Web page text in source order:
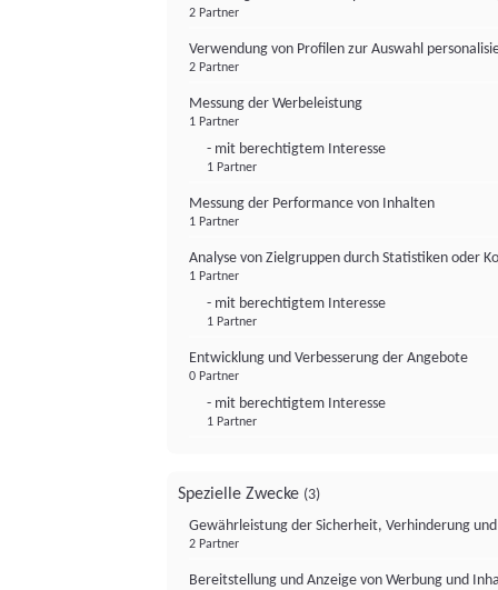
2 Partner
Verwendung von Profilen zur Auswahl
2 Partner
Messung der Werbeleistung
1 Partner
- mit berechtigtem Interesse
1 Partner
Messung der Performance von Inhalten
1 Partner
Analyse von Zielgruppen durch Statistiken oder
1 Partner
- mit berechtigtem Interesse
1 Partner
Entwicklung und Verbesserung der Angebote
0 Partner
- mit berechtigtem Interesse
1 Partner
Spezielle Zwecke (3)
Gewährleistung der Sicherheit, Verhinderung
2 Partner
Bereitstellung und Anzeige von Werbung und